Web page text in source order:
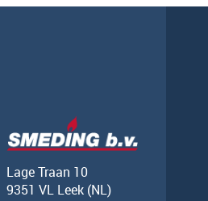
Lage Traan 10
9351 VL Leek (NL)